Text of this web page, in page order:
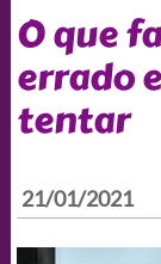
O que
errado
tentar
21/01/2021